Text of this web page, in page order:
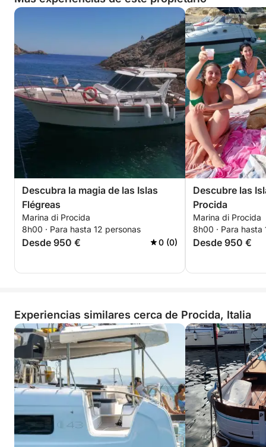
Descubra la magia de las Islas
Flégreas
Marina di Procida
8h00 · Para hasta 12 personas
Desde 950 € 0 (0)
Descubre las
Procida
Marina di Procida
8h00 · Para hasta
Desde 950 €
Experiencias similares cerca de Procida, Italia